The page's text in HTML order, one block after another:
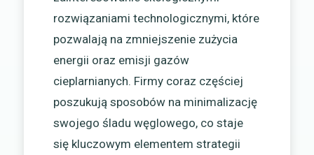
rozwiązaniami technologicznymi, które
pozwalają na zmniejszenie zużycia
energii oraz emisji gazów
cieplarnianych. Firmy coraz częściej
poszukują sposobów na minimalizację
swojego śladu węglowego, co staje
się kluczowym elementem strategii